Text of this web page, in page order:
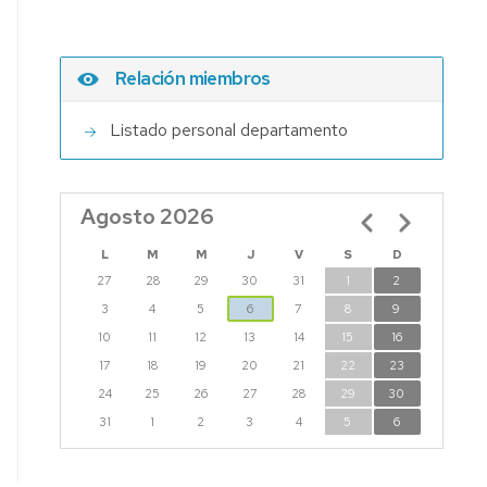
Relación miembros
Listado personal departamento
Agosto 2026
L M M J V S
D
27
28 29 30 31 1
2
3
4 5 6 7 8
9
10
11 12 13 14 15
16
17
18 19 20 21 22
23
24
25 26 27 28 29
30
31
1 2 3 4 5 6
Paginación